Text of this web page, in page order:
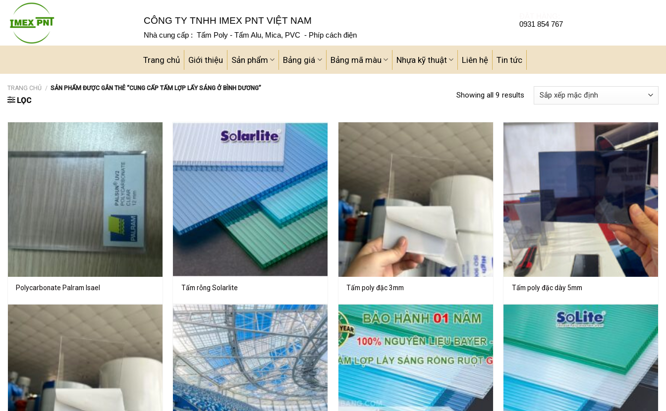
content
CÔNG TY TNHH IMEX PNT VIỆT NAM
Nhà cung cấp : Tấm Poly - Tấm Alu, Mica, PVC - Phíp cách điện
0931 854 767
Trang chủ Giới thiệu Sản phẩm Bảng giá Bảng mã màu Nhựa kỹ thuật Liên hệ Tin tức
TRANG CHỦ / SẢN PHẨM ĐƯỢC GẮN THẺ “CUNG CẤP TẤM LỢP LẤY SÁNG Ở BÌNH DƯƠNG”
LỌC
Showing all 9 results
Polycarbonate Palram Isael Tấm rỗng Solarlite Tấm poly đặc 3mm Tấm poly đặc dày 5mm